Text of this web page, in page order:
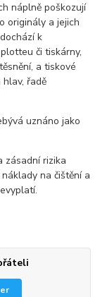
náplně poškozují
originály a jejich
k
či tiskárny,
a tiskové
řadě
uznáno jako
zásadní rizika
na čištění a